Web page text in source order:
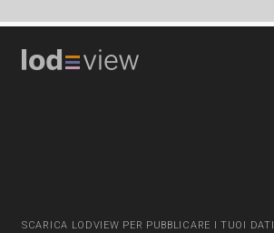
SCARICA LODVIEW PER PUBBLICARE I TUOI DATI